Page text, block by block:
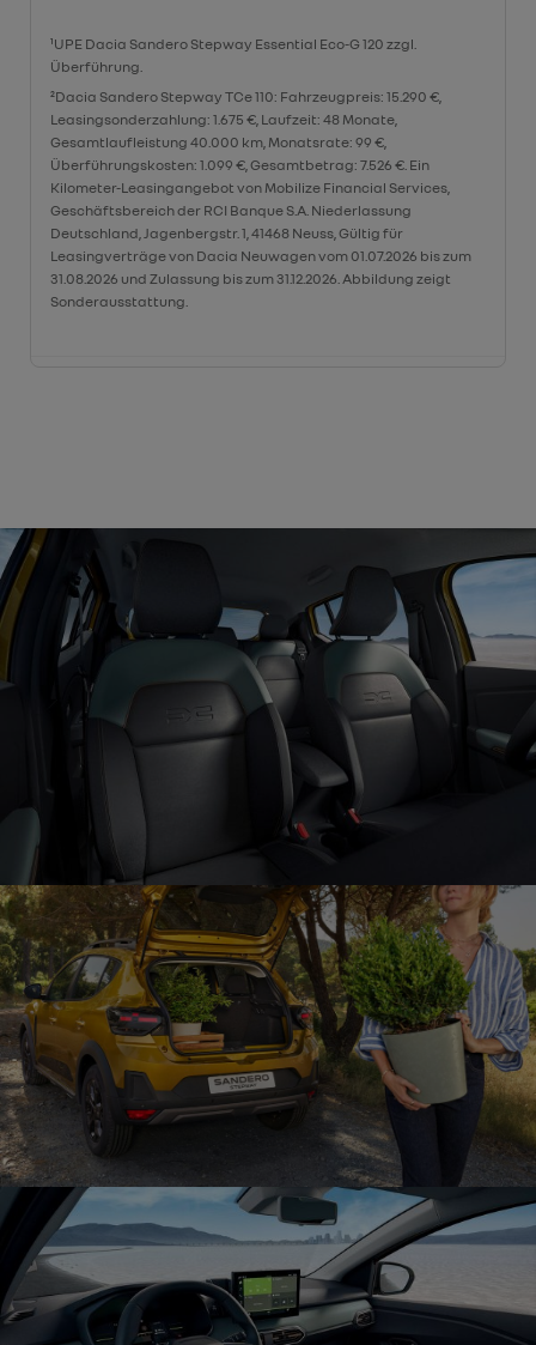
¹UPE Dacia Sandero Stepway Essential Eco-G 120 zzgl.
Überführung.
²Dacia Sandero Stepway TCe 110: Fahrzeugpreis: 15.290 €,
Leasingsonderzahlung: 1.675 €, Laufzeit: 48 Monate,
Gesamtlaufleistung 40.000 km, Monatsrate: 99 €,
Überführungskosten: 1.099 €, Gesamtbetrag: 7.526 €. Ein
Kilometer-Leasingangebot von Mobilize Financial Services,
Geschäftsbereich der RCI Banque S.A. Niederlassung
Deutschland, Jagenbergstr. 1, 41468 Neuss, Gültig für
Leasingverträge von Dacia Neuwagen vom 01.07.2026 bis zum
31.08.2026 und Zulassung bis zum 31.12.2026. Abbildung zeigt
Sonderausstattung.